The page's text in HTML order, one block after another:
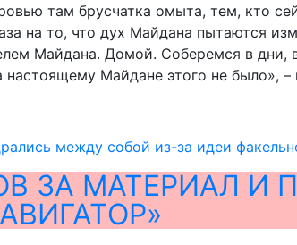
там брусчатка омыта, тем, кто
на то, что дух Майдана пытаются
Майдана. Домой. Соберемся в дни,
Майдане этого не было», –
между собой из-за идеи
ЗА МАТЕРИАЛ И